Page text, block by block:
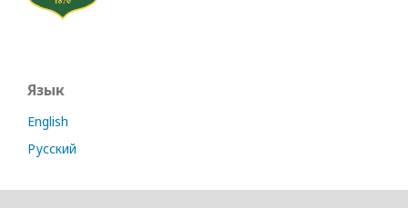
Язык
English
Русский